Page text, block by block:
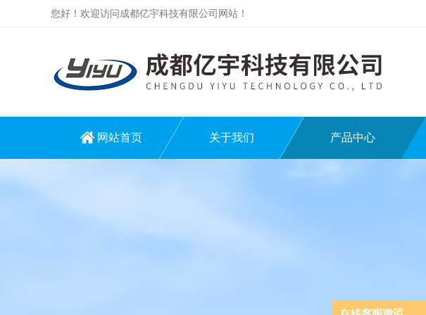
您好！欢迎访问成都亿宇科技有限公司网站！
网站首页 关于我们 产品中心